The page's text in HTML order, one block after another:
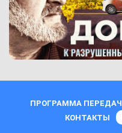
ПРОГРАММА ПЕРЕДАЧ
КОНТАКТЫ